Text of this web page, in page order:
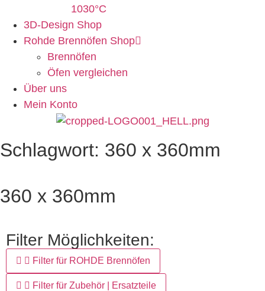
1030°C
3D-Design Shop
Rohde Brennöfen Shop
Brennöfen
Öfen vergleichen
Über uns
Mein Konto
Schlagwort: 360 x 360mm
360 x 360mm
Filter Möglichkeiten:
Filter für ROHDE Brennöfen
Filter für Zubehör | Ersatzteile